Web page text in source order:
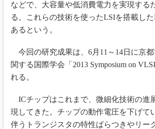
IHSアナリスト「
「英語に愛され
などで、大容量や低消費電力を実現する
る。これらの技術を使ったLSIを搭載し
あるという。
今回の研究成果は、6月11～14日に京
関する国際学会「2013 Symposium on
れる。
ICチップはこれまで、微細化技術の進
現してきた。チップの動作電圧を下げて
伴うトランジスタの特性ばらつきやリー